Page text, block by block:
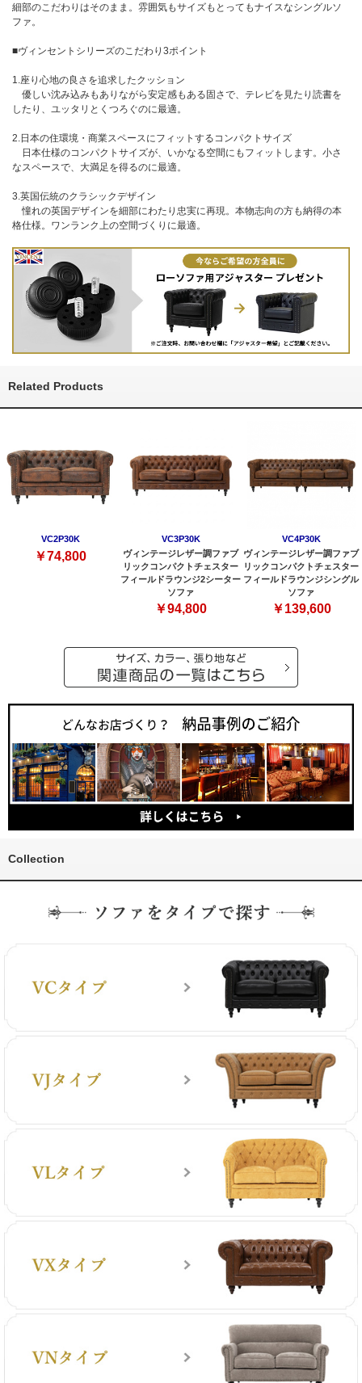
細部のこだわりはそのまま。雰囲気もサイズもとってもナイスなシングルソ
ファ。
■ヴィンセントシリーズのこだわり3ポイント
1.座り心地の良さを追求したクッション
優しい沈み込みもありながら安定感もある固さで、テレビを見たり読書を
したり、ユッタリとくつろぐのに最適。
2.日本の住環境・商業スペースにフィットするコンパクトサイズ
日本仕様のコンパクトサイズが、いかなる空間にもフィットします。小さ
なスペースで、大満足を得るのに最適。
3.英国伝統のクラシックデザイン
憧れの英国デザインを細部にわたり忠実に再現。本物志向の方も納得の本
格仕様。ワンランク上の空間づくりに最適。
Related Products
VC2P30K
￥74,800
VC3P30K
ヴィンテージレザー調ファブ
リックコンパクトチェスター
フィールドラウンジ2シーター
ソファ
￥94,800
VC4P30K
ヴィンテージレザー調ファブ
リックコンパクトチェスター
フィールドラウンジシングル
ソファ
￥139,600
Collection